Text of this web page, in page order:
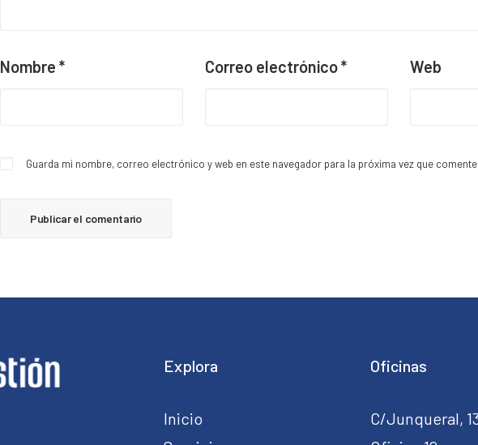
Nombre * Correo electrónico* Web
Guarda mi nombre, correo electrónico y web en este navegador para la próxima vez que
Explora
Inicio
Oficinas
C/Junqueral,